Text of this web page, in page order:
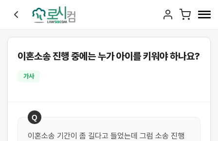
이혼소송 진행 중에는 누가 아이를 키워야 하나요?
가사
Q
이혼소송 기간이 좀 길다고 들었는데 그럼 소송 진행